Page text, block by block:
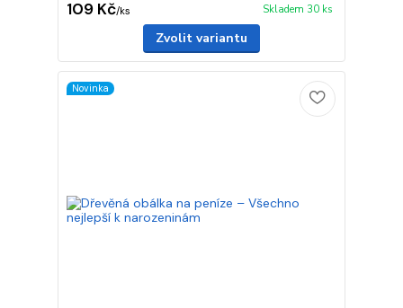
109 Kč/ks Skladem 30 ks
Zvolit variantu
Novinka